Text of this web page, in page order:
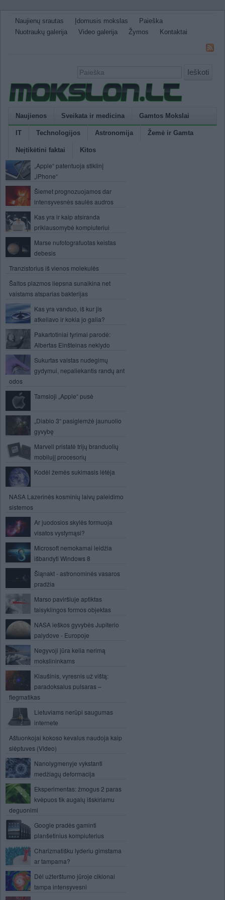
Naujienų srautas Įdomusis mokslas
Paieška
Nuotraukų galerija
Video galerija Žymos Kontaktai
Ieškoti
Naujienos Sveikata ir medicina Gamtos Mokslai
IT Technologijos Astronomija Žemė ir Gamta
Neįtikėtini faktai Kitos
„Apple“ patentuoja stiklinį
„iPhone“
Šiemet prognozuojamos dar
intensyvesnės saulės audros
Kas yra ir kaip atsiranda
priklausomybė kompiuteriui
Marse nufotografuotas keistas
debesis
Tranzistorius iš vienos molekulės
Šaltos plazmos liepsna sunaikina net
vaistams atsparias bakterijas
Kas yra vanduo, iš kur jis
atkeliavo ir kokia jo galia?
Pakartotiniai tyrimai parodė:
Albertas Einšteinas neklydo
Sukurtas vaistas nudegimų
gydymui, nepaliekantis randų ant
odos
Tamsioji „Apple“ pusė
„Diablo 3“ pasiglemžė jaunuolio
gyvybę
Marvell pristatė trijų branduolių
mobilujį procesorių
Kodėl žemės sukimasis lėtėja
NASA Lazerinės kosminių laivų paleidimo
sistemos
Ar juodosios skylės formuoja
visatos vystymąsi?
Microsoft nemokamai leidžia
išbandyti Windows 8
Šiąnakt - astronominės vasaros
pradžia
Marso paviršiuje aptiktas
taisyklingos formos objektas
NASA ieškos gyvybės Jupiterio
palydove - Europoje
Negyvoji jūra kelia nerimą
mokslininkams
Kiaušinis, vyresnis už vištą:
paradoksalus pulsaras –
flegmatikas
Lietuviams nerūpi saugumas
internete
Aštuonkojai kokoso kevalus naudoja kaip
slėptuves (Video)
Nanolygmenyje vykstanti
medžiagų deformacija
Eksperimentas: žmogus 2 paras
kvėpuos tik augalų išskiriamu
deguonimi
Google pradės gaminti
planšetinius kompiuterius
Charizmatišku lyderiu gimstama
ar tampama?
Dėl užterštumo jūroje ciklonai
tampa intensyvesni